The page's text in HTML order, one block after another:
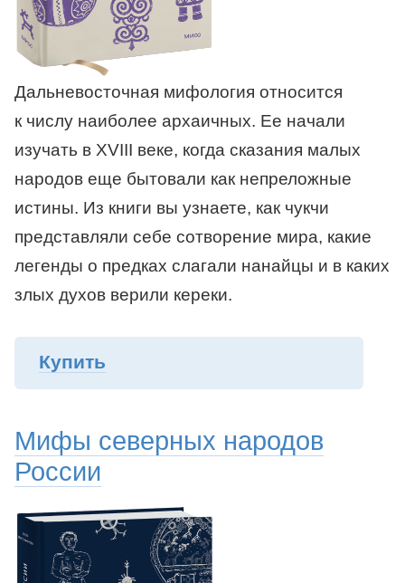
Дальневосточная мифология относится
к числу наиболее архаичных. Ее начали
изучать в XVIII веке, когда сказания малых
народов еще бытовали как непреложные
истины. Из книги вы узнаете, как чукчи
представляли себе сотворение мира, какие
легенды о предках слагали нанайцы и в каких
злых духов верили кереки.
Купить
Мифы северных народов
России